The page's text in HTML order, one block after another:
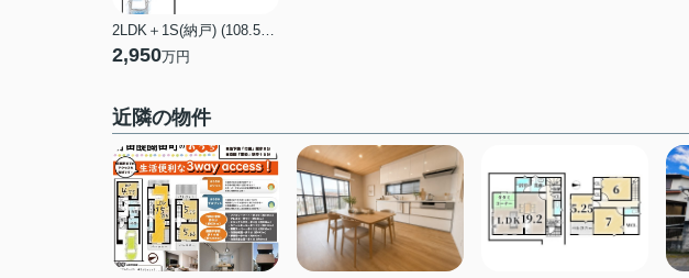
2LDK＋1S(納戸) (108.54㎡)
2,950万円
近隣の物件